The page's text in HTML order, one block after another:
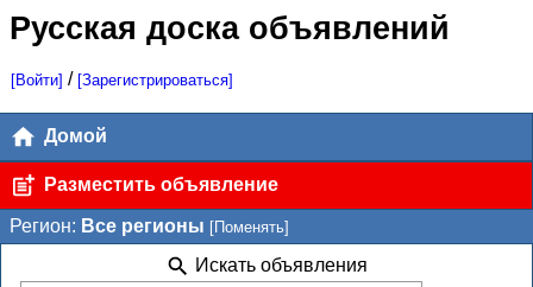
Русская доска объявлений
[Войти] / [Зарегистрироваться]
Домой
Разместить объявление
Регион: Все регионы [Поменять]
Искать объявления